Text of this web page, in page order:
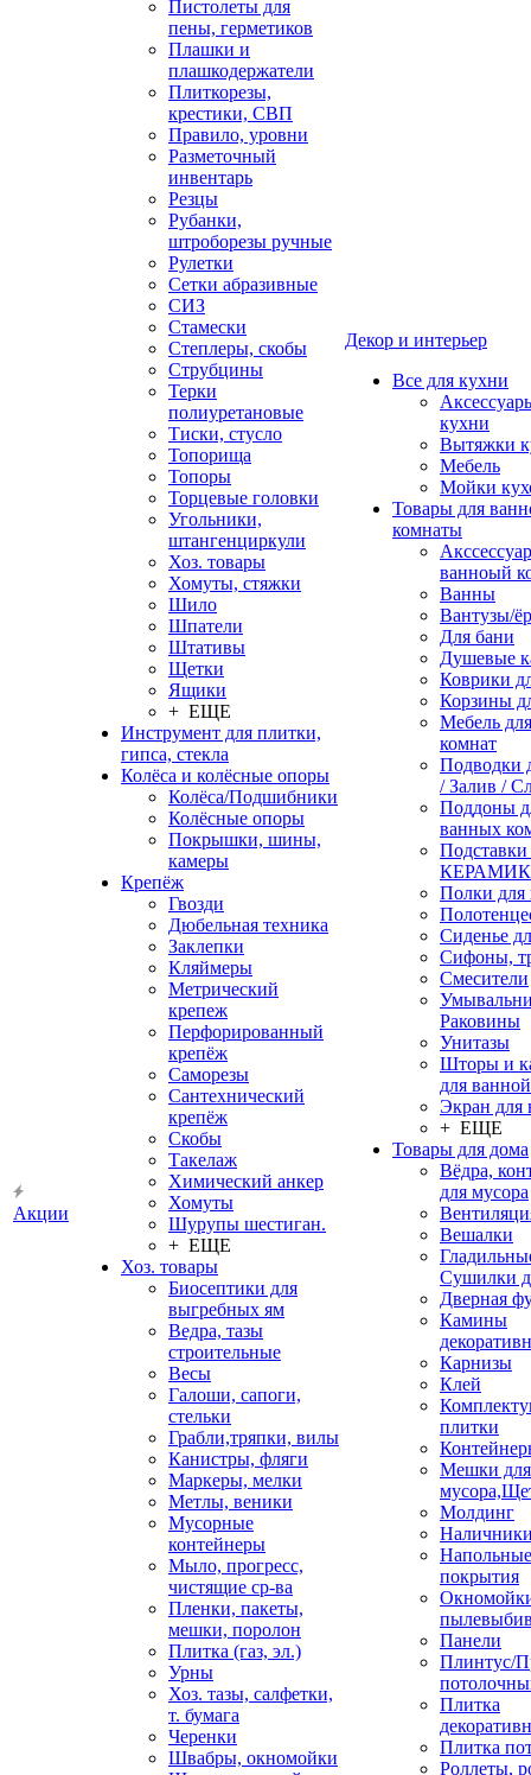
Акции
Пистолеты для
пены, герметиков
Плашки и
плашкодержатели
Плиткорезы,
крестики, СВП
Правило, уровни
Разметочный
инвентарь
Резцы
Рубанки,
штроборезы ручные
Рулетки
Сетки абразивные
СИЗ
Стамески
Степлеры, скобы
Струбцины
Терки
полиуретановые
Тиски, стусло
Топорища
Топоры
Торцевые головки
Угольники,
штангенциркули
Хоз. товары
Хомуты, стяжки
Шило
Шпатели
Штативы
Щетки
Ящики
+ ЕЩЕ
Инструмент для плитки,
гипса, стекла
Колёса и колёсные опоры
Колёса/Подшибники
Колёсные опоры
Покрышки, шины,
камеры
Крепёж
Гвозди
Дюбельная техника
Заклепки
Кляймеры
Метрический
крепеж
Перфорированный
крепёж
Саморезы
Сантехнический
крепёж
Скобы
Такелаж
Химический анкер
Хомуты
Шурупы шестиган.
+ ЕЩЕ
Хоз. товары
Биосептики для
выгребных ям
Ведра, тазы
строительные
Весы
Галоши, сапоги,
стельки
Грабли,тряпки, вилы
Канистры, фляги
Маркеры, мелки
Метлы, веники
Мусорные
контейнеры
Мыло, прогресс,
чистящие ср-ва
Пленки, пакеты,
мешки, поролон
Плитка (газ, эл.)
Урны
Хоз. тазы, салфетки,
т. бумага
Черенки
Швабры, окномойки
Декор и интерьер
Все для кухни
кухни
Вытяжки
Мебель
Мойки
Товары для
комнаты
ванноый
Ванны
Вантузы/
Для бани
Душевые
Коврики
Корзины
Мебель
комнат
Подводки
/ Залив /
Поддоны
ванных
Полки для
Сиденье
Сифоны,
Смесители
Раковины
Унитазы
Шторы и
для ванной
Экран для
+ ЕЩЕ
Товары для дома
Вёдра,
для мусора
Вешалки
Сушилки
Дверная
Камины
Карнизы
Клей
плитки
Мешки для
Молдинг
Напольные
покрытия
Панели
Плинтус/
Плитка
Плитка
Роллеты,